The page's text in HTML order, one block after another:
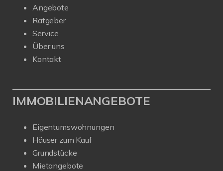
Angebote
Ratgeber
Service
Über uns
Kontakt
IMMOBILIENANGEBOTE
Eigentumswohnungen
Häuser zum Kauf
Grundstücke
Mietangebote